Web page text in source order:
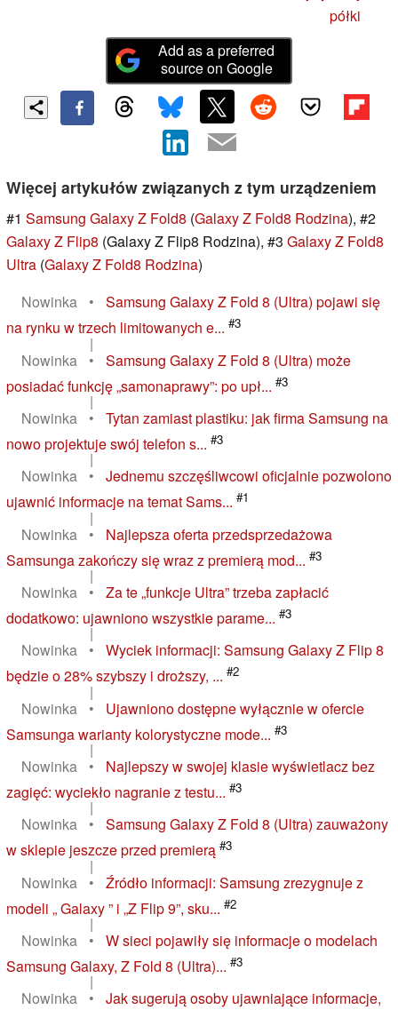
półki
Add as a preferred
source on Google
Więcej artykułów związanych z tym urządzeniem
#1 Samsung Galaxy Z Fold8 (Galaxy Z Fold8 Rodzina), #2
Galaxy Z Flip8 (Galaxy Z Flip8 Rodzina), #3 Galaxy Z Fold8
Ultra (Galaxy Z Fold8 Rodzina)
Nowinka
•
Samsung Galaxy Z Fold 8 (Ultra) pojawi się
na rynku w trzech limitowanych e... #3
|
Nowinka
•
Samsung Galaxy Z Fold 8 (Ultra) może
posiadać funkcję „samonaprawy”: po upł... #3
|
Nowinka
•
Tytan zamiast plastiku: jak firma Samsung na
nowo projektuje swój telefon s... #3
|
Nowinka
•
Jednemu szczęśliwcowi oficjalnie pozwolono
ujawnić informacje na temat Sams... #1
|
Nowinka
•
Najlepsza oferta przedsprzedażowa
Samsunga zakończy się wraz z premierą mod... #3
|
Nowinka
•
Za te „funkcje Ultra” trzeba zapłacić
dodatkowo: ujawniono wszystkie parame... #3
|
Nowinka
•
Wyciek informacji: Samsung Galaxy Z Flip 8
będzie o 28% szybszy i droższy, ... #2
|
Nowinka
•
Ujawniono dostępne wyłącznie w ofercie
Samsunga warianty kolorystyczne mode... #3
|
Nowinka
•
Najlepszy w swojej klasie wyświetlacz bez
zagięć: wyciekło nagranie z testu... #3
|
Nowinka
•
Samsung Galaxy Z Fold 8 (Ultra) zauważony
w sklepie jeszcze przed premierą #3
|
Nowinka
•
Źródło informacji: Samsung zrezygnuje z
modeli „ Galaxy ” i „Z Flip 9”, sku... #2
|
Nowinka
•
W sieci pojawiły się informacje o modelach
Samsung Galaxy, Z Fold 8 (Ultra)... #3
|
Nowinka
•
Jak sugerują osoby ujawniające informacje,